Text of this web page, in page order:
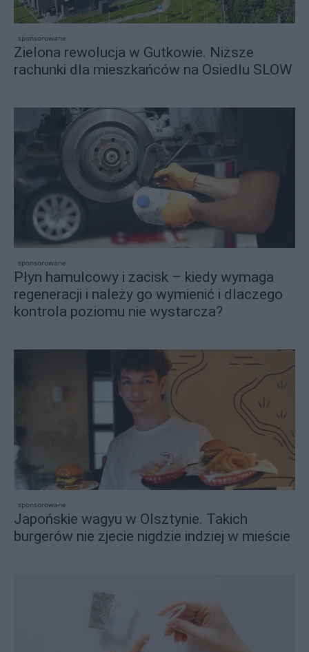
sponsorowane
Zielona rewolucja w Gutkowie. Niższe
rachunki dla mieszkańców na Osiedlu SLOW
sponsorowane
Płyn hamulcowy i zacisk – kiedy wymaga
regeneracji i należy go wymienić i dlaczego
kontrola poziomu nie wystarcza?
sponsorowane
Japońskie wagyu w Olsztynie. Takich
burgerów nie zjecie nigdzie indziej w mieście